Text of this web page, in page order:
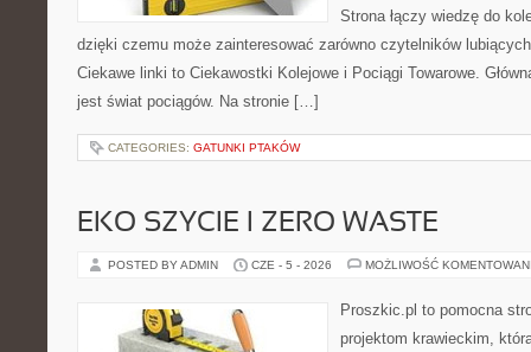
Strona łączy wiedzę do
dzięki czemu może zainteresować zarówno czytelników
Ciekawe linki to Ciekawostki Kolejowe i Pociągi Towarowe.
jest świat pociągów. Na stronie […]
CATEGORIES: GATUNKI PTAKÓW
EKO SZYCIE I ZERO WASTE
POSTED BY ADMIN CZE - 5 - 2026 MOŻLIWOŚĆ
Proszkic.pl to pomocna
projektom krawieckim,